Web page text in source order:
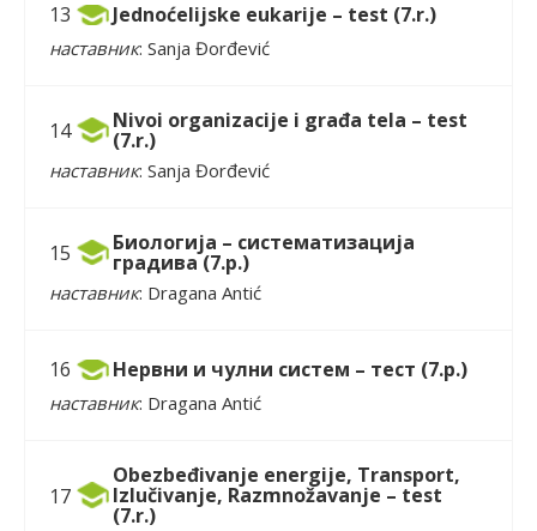
13 Jednoćelijske eukarije – test (7.r.)
наставник: Sanja Đorđević
14 Nivoi organizacije i građa tela – test
(7.r.)
наставник: Sanja Đorđević
15 Биологија – систематизација
градива (7.р.)
наставник: Dragana Antić
16 Нервни и чулни систем – тест (7.р.)
наставник: Dragana Antić
17
Obezbeđivanje energije, Transport,
Izlučivanje, Razmnožavanje – test
(7.r.)